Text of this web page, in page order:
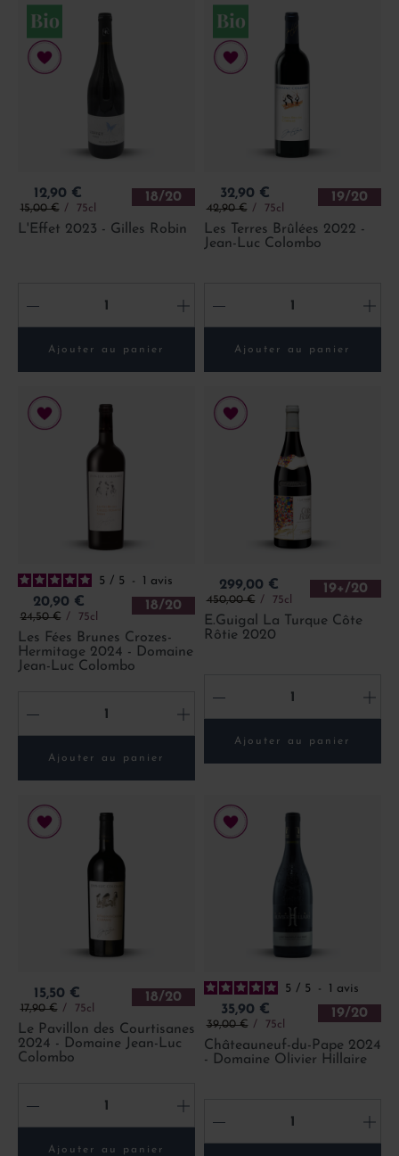
Prix
12,90 €
Prix de base
15,00 € 75cl
18/20
L'Effet 2023 - Gilles Robin
- +
Ajouter au panier
Prix
32,90 €
Prix de base
42,90 € 75cl
19/20
Les Terres Brûlées 2022 -
Jean-Luc Colombo
- +
Ajouter au panier
5 / 5 - 1 avis
Prix
20,90 €
Prix de base
24,50 € 75cl
18/20
Les Fées Brunes Crozes-
Hermitage 2024 - Domaine
Jean-Luc Colombo
- +
Ajouter au panier
Prix
299,00 €
Prix de base
450,00 € 75cl
19+/20
E.Guigal La Turque Côte
Rôtie 2020
- +
Ajouter au panier
Prix
15,50 €
Prix de base
17,90 € 75cl
18/20
Le Pavillon des Courtisanes
2024 - Domaine Jean-Luc
Colombo
- +
Ajouter au panier
5 / 5 - 1 avis
Prix
35,90 €
Prix de base
39,00 € 75cl
19/20
Châteauneuf-du-Pape 2024
- Domaine Olivier Hillaire
- +